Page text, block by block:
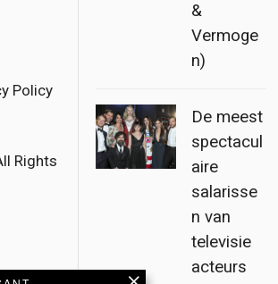
l
Policy
Rights
&
Vermoge
n)
De meest
spectacul
aire
salarisse
n van
televisie
acteurs